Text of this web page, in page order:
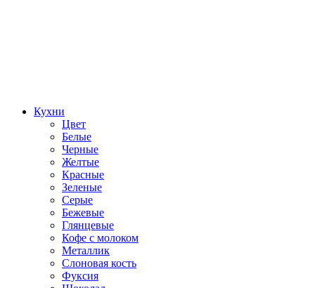
Кухни
Цвет
Белые
Черные
Желтые
Красные
Зеленые
Серые
Бежевые
Глянцевые
Кофе с молоком
Металлик
Слоновая кость
Фуксия